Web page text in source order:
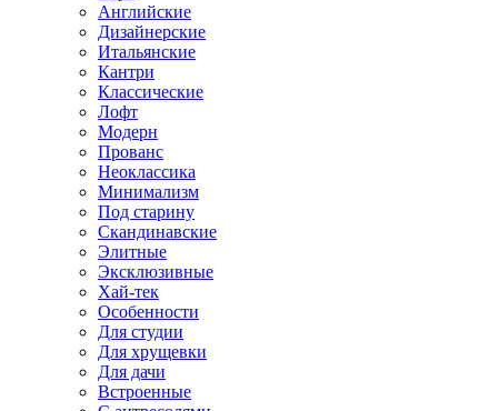
Английские
Дизайнерские
Итальянские
Кантри
Классические
Лофт
Модерн
Прованс
Неоклассика
Минимализм
Под старину
Скандинавские
Элитные
Эксклюзивные
Хай-тек
Особенности
Для студии
Для хрущевки
Для дачи
Встроенные